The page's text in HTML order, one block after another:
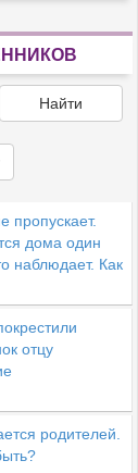
Найти
пропускает.
дома один
наблюдает. Как
отцу
родителей.